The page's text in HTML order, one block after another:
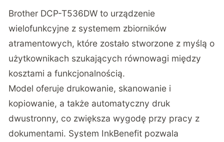
Brother DCP-T536DW to urządzenie
wielofunkcyjne z systemem zbiorników
atramentowych, które zostało stworzone z myślą o
użytkownikach szukających równowagi między
kosztami a funkcjonalnością.
Model oferuje drukowanie, skanowanie i
kopiowanie, a także automatyczny druk
dwustronny, co zwiększa wygodę przy pracy z
dokumentami. System InkBenefit pozwala